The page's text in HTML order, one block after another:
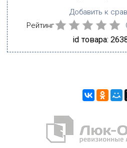
Добавить к
Рейтинг
id товара: